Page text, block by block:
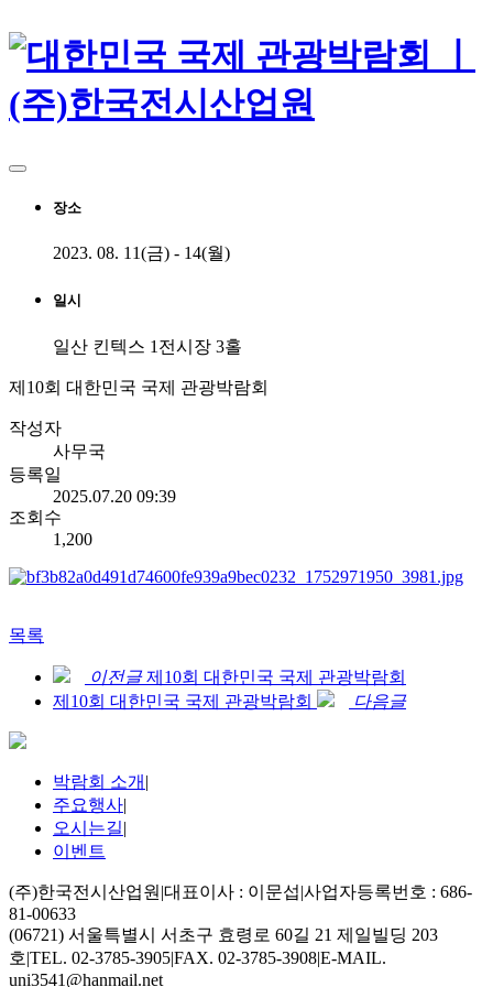
장소
2023. 08. 11(금) - 14(월)
일시
일산 킨텍스 1전시장 3홀
제10회 대한민국 국제 관광박람회
작성자
사무국
등록일
2025.07.20 09:39
조회수
1,200
목록
이전글 제10회 대한민국 국제 관광박람회
제10회 대한민국 국제 관광박람회
다음글
박람회 소개 |
주요행사|
오시는길|
이벤트
(주)한국전시산업원 |대표이사 : 이문섭|사업자등록번호 : 686-
81-00633
(06721) 서울특별시 서초구 효령로 60길 21 제일빌딩 203
호|TEL. 02-3785-3905|FAX. 02-3785-3908|E-MAIL.
uni3541@hanmail.net